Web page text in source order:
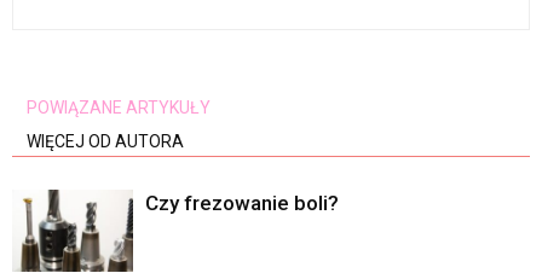
POWIĄZANE ARTYKUŁY
WIĘCEJ OD AUTORA
Czy frezowanie boli?